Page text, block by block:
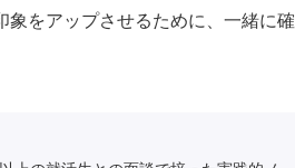
象をアップさせるために、一緒に確